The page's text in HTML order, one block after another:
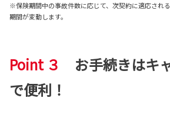
※保険期間中の事故件数に応じて、次契約に適応され
期間が変動します。
Point ３
お手続きはキ
で便利！